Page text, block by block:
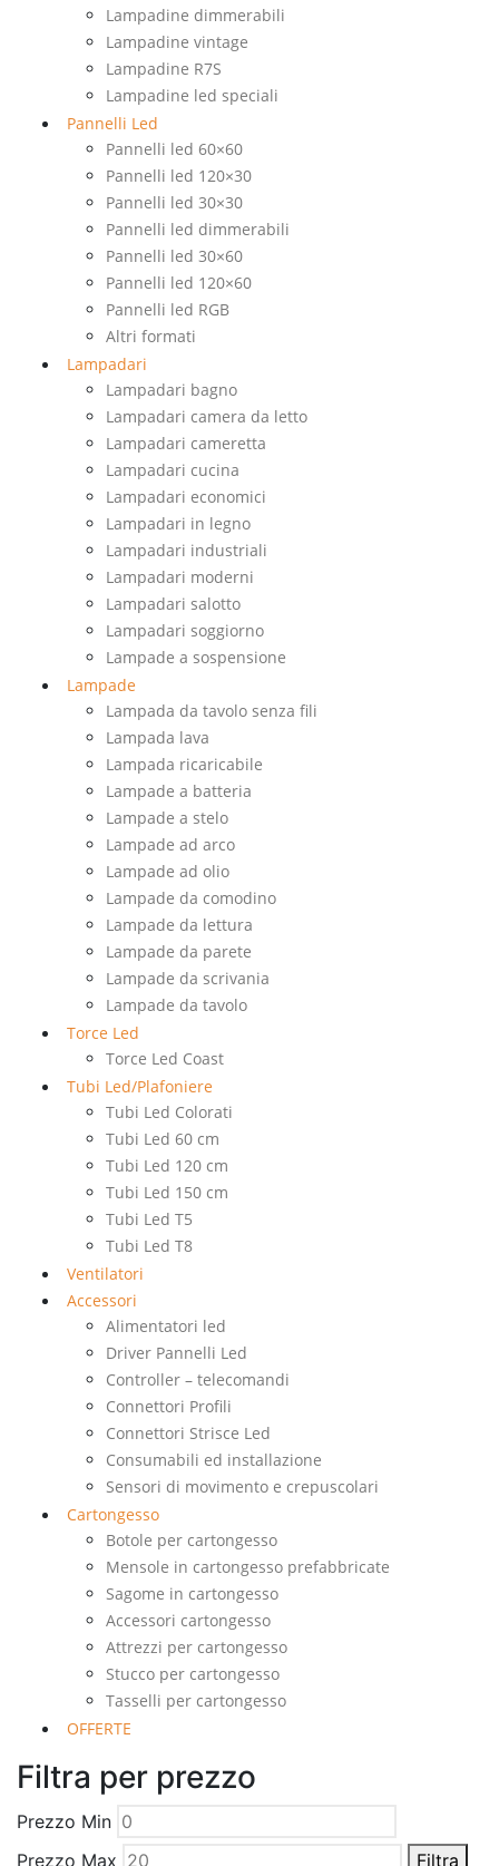
Lampadine dimmerabili
Lampadine vintage
Lampadine R7S
Lampadine led speciali
Pannelli Led
Pannelli led 60×60
Pannelli led 120×30
Pannelli led 30×30
Pannelli led dimmerabili
Pannelli led 30×60
Pannelli led 120×60
Pannelli led RGB
Altri formati
Lampadari
Lampadari bagno
Lampadari camera da letto
Lampadari cameretta
Lampadari cucina
Lampadari economici
Lampadari in legno
Lampadari industriali
Lampadari moderni
Lampadari salotto
Lampadari soggiorno
Lampade a sospensione
Lampade
Lampada da tavolo senza fili
Lampada lava
Lampada ricaricabile
Lampade a batteria
Lampade a stelo
Lampade ad arco
Lampade ad olio
Lampade da comodino
Lampade da lettura
Lampade da parete
Lampade da scrivania
Lampade da tavolo
Torce Led
Torce Led Coast
Tubi Led/Plafoniere
Tubi Led Colorati
Tubi Led 60 cm
Tubi Led 120 cm
Tubi Led 150 cm
Tubi Led T5
Tubi Led T8
Ventilatori
Accessori
Alimentatori led
Driver Pannelli Led
Controller – telecomandi
Connettori Profili
Connettori Strisce Led
Consumabili ed installazione
Sensori di movimento e crepuscolari
Cartongesso
Botole per cartongesso
Mensole in cartongesso prefabbricate
Sagome in cartongesso
Accessori cartongesso
Attrezzi per cartongesso
Stucco per cartongesso
Tasselli per cartongesso
OFFERTE
Filtra per prezzo
Prezzo Min
Prezzo Max
Filtra